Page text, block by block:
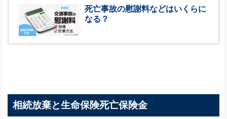
死亡事故の慰謝料などはいくらに
なる？
相続放棄と生命保険死亡保険金